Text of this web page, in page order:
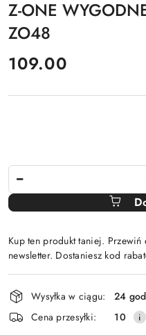
Z-ONE
ZO48
cena:
109.00
Kup ten produkt taniej.
newsletter. Dostaniesz kod
Dostępność
i
dostawa
Wysyłka w ciągu:
24
Cena przesyłki:
10